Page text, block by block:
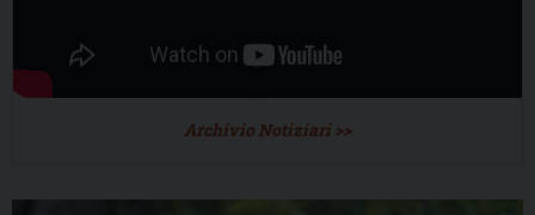
Archivio Notiziari >>